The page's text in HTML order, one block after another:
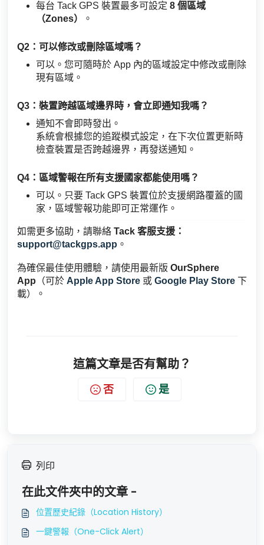
每台 Tack GPS 裝置最多可設定 8 個區域
（Zones）
。
Q2：可以修改或刪除區域嗎？
可以。您可隨時於 App 內的區域設定中修改或刪除
現有區域。
Q3：裝置跨越區域邊界時，會立即通知我嗎？
通知不會即時發出。
系統會根據您的追蹤模式設定，在下次位置更新時
檢查裝置是否跨越邊界，再發送通知。
Q4：區域警報在所有支援國家都能使用嗎？
可以。只要 Tack GPS 裝置位於支援網路覆蓋的國
家，區域警報功能即可正常運作。
如需更多協助，請聯絡 Tack 客服支援：
support@tackgps.app 。
為確保最佳使用體驗，請使用最新版 OurSphere
App （可於 Apple App Store 或 Google Play Store 下
載）。
這篇文章是否有幫助？
否 是
列印
在此文件夾中的文章 -
位置歷史紀錄（Location History）
一鍵警報（One-Click Alert）